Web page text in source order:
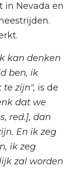
in Nevada en
kan denken
ben, ik
zijn", is de
dat we
red.], dan
En ik zeg
ik zeg
zal worden